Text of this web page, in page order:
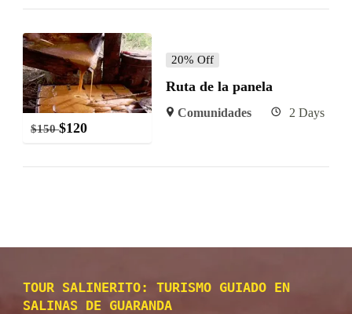
$150 $120
20% Off
Ruta de la panela
Comunidades 2 Days
TOUR SALINERITO: TURISMO GUIADO EN
SALINAS DE GUARANDA